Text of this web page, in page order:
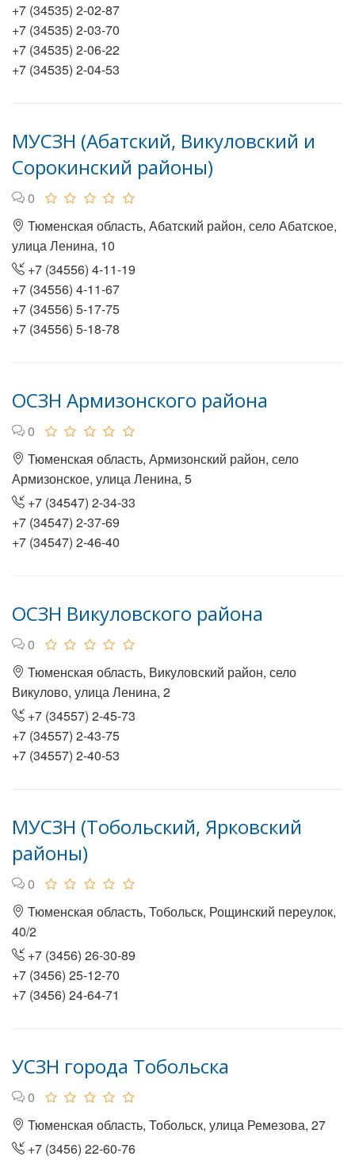
+7 (34535) 2-02-87
+7 (34535) 2-03-70
+7 (34535) 2-06-22
+7 (34535) 2-04-53
МУСЗН (Абатский, Викуловский и
Сорокинский районы)
0
Тюменская область, Абатский район, село Абатское,
улица Ленина, 10
+7 (34556) 4-11-19
+7 (34556) 4-11-67
+7 (34556) 5-17-75
+7 (34556) 5-18-78
ОСЗН Армизонского района
0
Тюменская область, Армизонский район, село
Армизонское, улица Ленина, 5
+7 (34547) 2-34-33
+7 (34547) 2-37-69
+7 (34547) 2-46-40
ОСЗН Викуловского района
0
Тюменская область, Викуловский район, село
Викулово, улица Ленина, 2
+7 (34557) 2-45-73
+7 (34557) 2-43-75
+7 (34557) 2-40-53
МУСЗН (Тобольский, Ярковский
районы)
0
Тюменская область, Тобольск, Рощинский переулок,
40/2
+7 (3456) 26-30-89
+7 (3456) 25-12-70
+7 (3456) 24-64-71
УСЗН города Тобольска
0
Тюменская область, Тобольск, улица Ремезова, 27
+7 (3456) 22-60-76